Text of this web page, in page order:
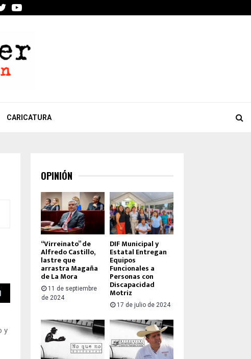
TwitterYoutube
CARICATURA
y
OPINIÓN
“Virreinato” de
Alfredo Castillo,
lastre que
arrastra Magaña
de La Mora
11 de septiembre
de 2024
DIF Municipal y
Estatal Entregan
Equipos
Funcionales a
Personas con
Discapacidad
Motriz
17 de julio de 2024